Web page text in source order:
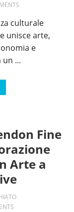
culturale
unisce arte,
e
un ...
Fine
Arte a